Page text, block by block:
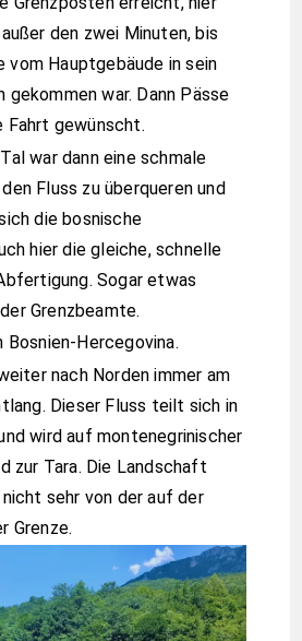
den zwei Minuten, bis
vom Hauptgebäude in sein
gekommen war. Dann Pässe
Fahrt gewünscht.
war dann eine schmale
Fluss zu überqueren und
die bosnische
hier die gleiche, schnelle
Sogar etwas
Grenzbeamte.
Bosnien-Hercegovina.
nach Norden immer am
Dieser Fluss teilt sich in
wird auf montenegrinischer
zur Tara. Die Landschaft
sehr von der auf der
Grenze.